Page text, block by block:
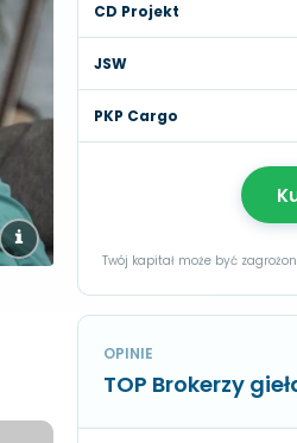
CD Projekt
JSW
PKP Cargo
Twój kapitał może być
OPINIE
TOP Brokerzy